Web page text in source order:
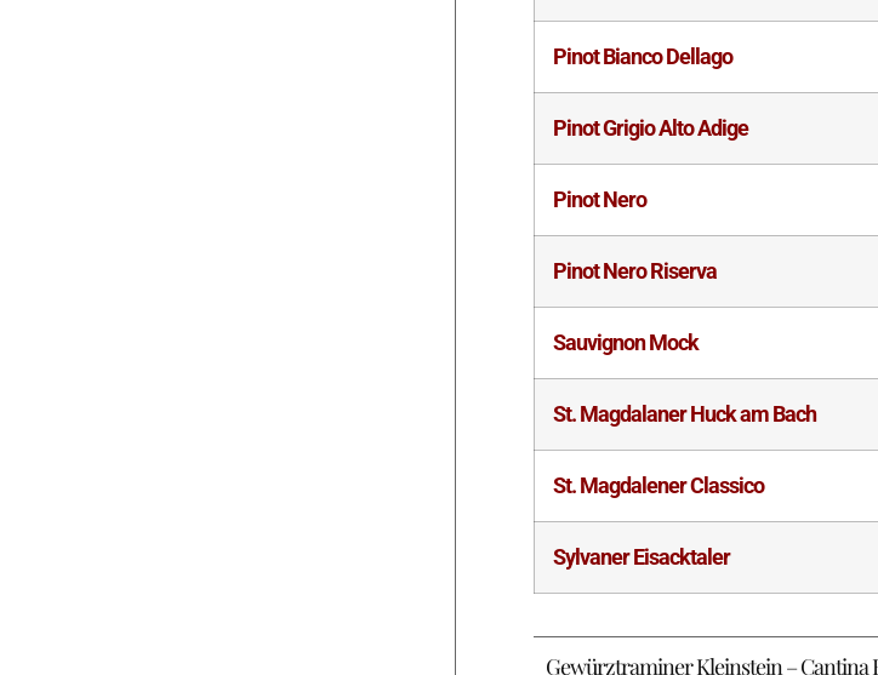
Pinot Bianco Dellago
Pinot Grigio Alto Adige
Pinot Nero
Pinot Nero Riserva
Sauvignon Mock
St. Magdalaner Huck am Bach
St. Magdalener Classico
Sylvaner Eisacktaler
Gewürztraminer Kleinstein – Cantina